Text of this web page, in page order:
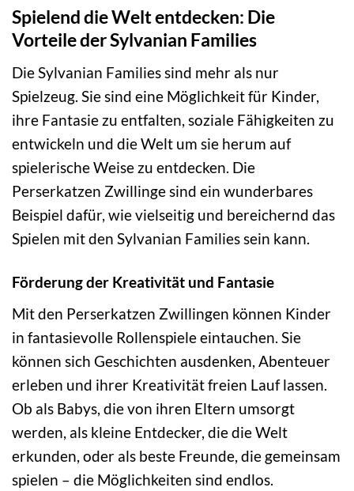
Spielend die Welt entdecken: Die
Vorteile der Sylvanian Families
Die Sylvanian Families sind mehr als nur
Spielzeug. Sie sind eine Möglichkeit für Kinder,
ihre Fantasie zu entfalten, soziale Fähigkeiten zu
entwickeln und die Welt um sie herum auf
spielerische Weise zu entdecken. Die
Perserkatzen Zwillinge sind ein wunderbares
Beispiel dafür, wie vielseitig und bereichernd das
Spielen mit den Sylvanian Families sein kann.
Förderung der Kreativität und Fantasie
Mit den Perserkatzen Zwillingen können Kinder
in fantasievolle Rollenspiele eintauchen. Sie
können sich Geschichten ausdenken, Abenteuer
erleben und ihrer Kreativität freien Lauf lassen.
Ob als Babys, die von ihren Eltern umsorgt
werden, als kleine Entdecker, die die Welt
erkunden, oder als beste Freunde, die gemeinsam
spielen – die Möglichkeiten sind endlos.